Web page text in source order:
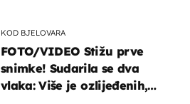
KOD BJELOVARA
FOTO/VIDEO Stižu prve
snimke! Sudarila se dva
vlaka: Više je ozlijeđenih,